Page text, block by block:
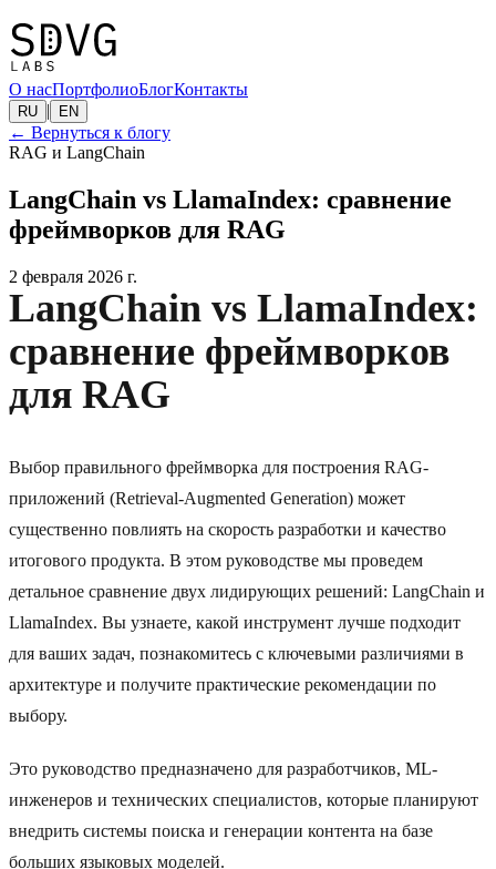
О насПортфолиоБлогКонтакты
RU | EN
← Вернуться к блогу
RAG и LangChain
LangChain vs LlamaIndex: сравнение
фреймворков для RAG
2 февраля 2026 г.
LangChain vs LlamaIndex:
сравнение фреймворков
для RAG
Выбор правильного фреймворка для построения RAG-
приложений (Retrieval-Augmented Generation) может
существенно повлиять на скорость разработки и качество
итогового продукта. В этом руководстве мы проведем
детальное сравнение двух лидирующих решений: LangChain и
LlamaIndex. Вы узнаете, какой инструмент лучше подходит
для ваших задач, познакомитесь с ключевыми различиями в
архитектуре и получите практические рекомендации по
выбору.
Это руководство предназначено для разработчиков, ML-
инженеров и технических специалистов, которые планируют
внедрить системы поиска и генерации контента на базе
больших языковых моделей.